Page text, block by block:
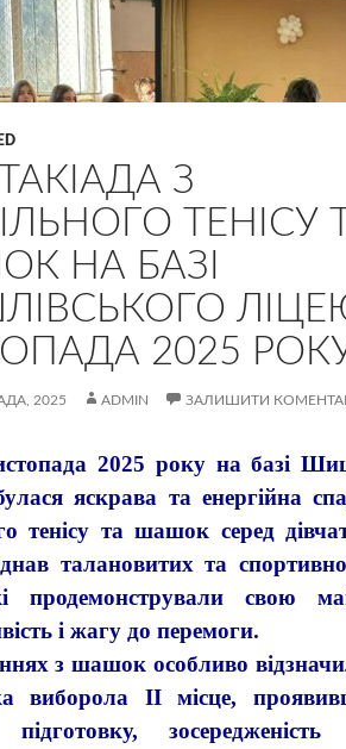
З
ТЕНІСУ
НА БАЗІ
2025
2025 ADMIN ЗАЛИШИТИ
2025 року на базі
яскрава та енергійна
тенісу та шашок серед
талановитих та
продемонстрували свою
і жагу до перемоги.
з шашок особливо
виборола ІІ місце,
підготовку,